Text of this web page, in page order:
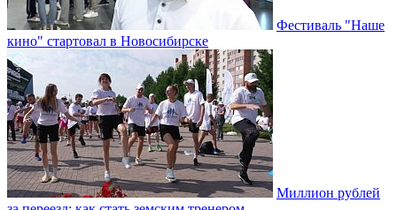
Фестиваль "Наше
кино" стартовал в Новосибирске
Миллион рублей